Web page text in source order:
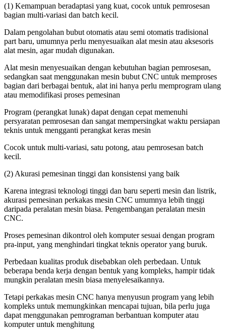
(1) Kemampuan beradaptasi yang kuat, cocok untuk pemrosesan
bagian multi-variasi dan batch kecil.
Dalam pengolahan bubut otomatis atau semi otomatis tradisional
part baru, umumnya perlu menyesuaikan alat mesin atau aksesoris
alat mesin, agar mudah digunakan.
Alat mesin menyesuaikan dengan kebutuhan bagian pemrosesan,
sedangkan saat menggunakan mesin bubut CNC untuk memproses
bagian dari berbagai bentuk, alat ini hanya perlu memprogram ulang
atau memodifikasi proses pemesinan
Program (perangkat lunak) dapat dengan cepat memenuhi
persyaratan pemrosesan dan sangat mempersingkat waktu persiapan
teknis untuk mengganti perangkat keras mesin
Cocok untuk multi-variasi, satu potong, atau pemrosesan batch
kecil.
(2) Akurasi pemesinan tinggi dan konsistensi yang baik
Karena integrasi teknologi tinggi dan baru seperti mesin dan listrik,
akurasi pemesinan perkakas mesin CNC umumnya lebih tinggi
daripada peralatan mesin biasa. Pengembangan peralatan mesin
CNC.
Proses pemesinan dikontrol oleh komputer sesuai dengan program
pra-input, yang menghindari tingkat teknis operator yang buruk.
Perbedaan kualitas produk disebabkan oleh perbedaan. Untuk
beberapa benda kerja dengan bentuk yang kompleks, hampir tidak
mungkin peralatan mesin biasa menyelesaikannya.
Tetapi perkakas mesin CNC hanya menyusun program yang lebih
kompleks untuk memungkinkan mencapai tujuan, bila perlu juga
dapat menggunakan pemrograman berbantuan komputer atau
komputer untuk menghitung